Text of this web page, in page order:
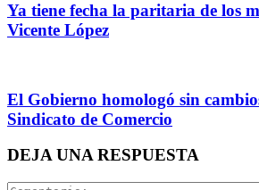
Ya tiene fecha la paritaria de los
Vicente López
El Gobierno homologó sin
Sindicato de Comercio
DEJA UNA RESPUESTA